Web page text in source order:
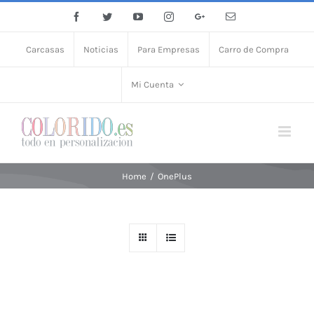
FacebookTwitter YouTubeInstagramGoogle+Email
Carcasas Noticias Para Empresas Carro de Compra
Mi Cuenta
Home / OnePlus